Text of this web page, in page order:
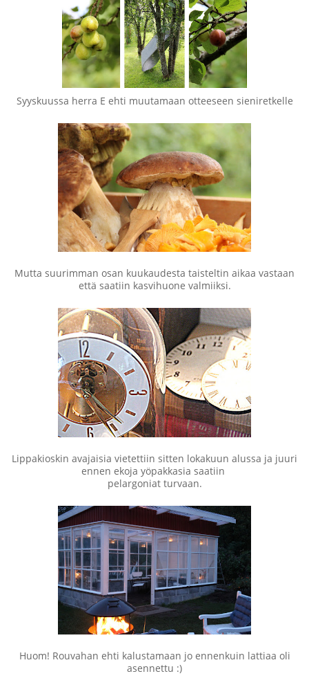
Syyskuussa herra E ehti muutamaan otteeseen sieniretkelle
Mutta suurimman osan kuukaudesta taisteltin aikaa vastaan
että saatiin kasvihuone valmiiksi.
Lippakioskin avajaisia vietettiin sitten lokakuun alussa ja juuri
ennen ekoja yöpakkasia saatiin
pelargoniat turvaan.
Huom! Rouvahan ehti kalustamaan jo ennenkuin lattiaa oli
asennettu :)